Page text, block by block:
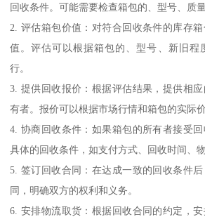
回收条件。可能需要检查箱包的、型号、质量
2. 评估箱包价值：对符合回收条件的库存
值。评估可以根据箱包的、型号、新旧程
行。
3. 提供回收报价：根据评估结果，提供相
有者。报价可以根据市场行情和箱包的实际价
4. 协商回收条件：如果箱包的所有者接受
具体的回收条件，如支付方式、回收时间、物
5. 签订回收合同：在达成一致的回收条件
同，明确双方的权利和义务。
6. 安排物流取货：根据回收合同的约定，